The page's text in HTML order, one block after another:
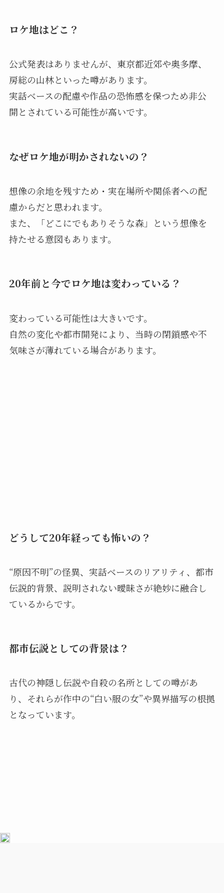
ロケ地はどこ？
公式発表はありませんが、東京都近郊や奥多摩、
房総の山林といった噂があります。
実話ベースの配慮や作品の恐怖感を保つため非公
開とされている可能性が高いです。
なぜロケ地が明かされないの？
想像の余地を残すため・実在場所や関係者への配
慮からだと思われます。
また、「どこにでもありそうな森」という想像を
持たせる意図もあります。
20年前と今でロケ地は変わっている？
変わっている可能性は大きいです。
自然の変化や都市開発により、当時の閉鎖感や不
気味さが薄れている場合があります。
どうして20年経っても怖いの？
“原因不明”の怪異、実話ベースのリアリティ、都市
伝説的背景、説明されない曖昧さが絶妙に融合し
ているからです。
都市伝説としての背景は？
古代の神隠し伝説や自殺の名所としての噂があ
り、それらが作中の“白い服の女”や異界描写の根拠
となっています。